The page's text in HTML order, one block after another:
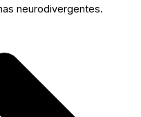
neurodivergentes.